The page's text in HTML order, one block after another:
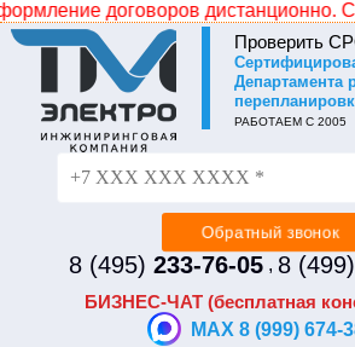
договоров дистанционно.
Проверить
Департамента
РАБОТАЕМ С 2005
8 (495) 233-76-05, 8 (499)
БИЗНЕС-ЧАТ (бесплатная
MAX 8 (999) 674-
Не уходите без
Просто оставьте свой номер и
перезвонит и сделает Вам